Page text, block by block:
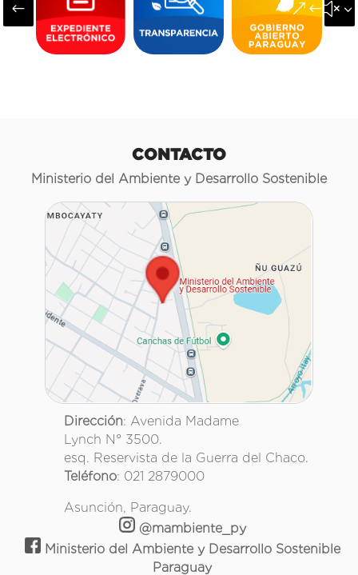
#
CONTACTO
Ministerio del Ambiente y Desarrollo Sostenible
Dirección: Avenida Madame
Lynch N° 3500.
esq. Reservista de la Guerra del Chaco.
Teléfono: 021 2879000
Asunción, Paraguay.
@mambiente_py
Ministerio del Ambiente y Desarrollo Sostenible
Paraguay